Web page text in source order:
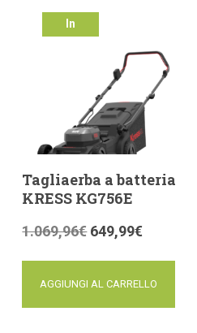
In
Tagliaerba a batteria
KRESS KG756E
1.069,96€ 649,99€
AGGIUNGI AL CARRELLO